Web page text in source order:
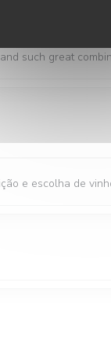
such great
e escolha de